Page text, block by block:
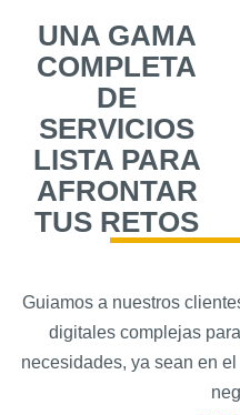
UNA GAMA
COMPLETA
DE
SERVICIOS
LISTA PARA
AFRONTAR
TUS RETOS
Guiamos a nuestros
digitales complejas
necesidades, ya sean en